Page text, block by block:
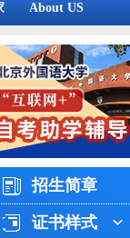
About US
招生简章
证书样式